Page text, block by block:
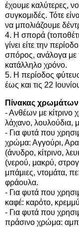
έχουμε καλύτερες,
συγκομιδές. Τότε
να μπολιάζουμε
4. Η σπορά
γίνει είτε την
σπόρος, ανάλογα με
κατάλληλο χρόνο.
5. Η περίοδος
έως και τις 22
Πίνακας χρωμάτων
- Ανθέων με κίτρινο
λάχανο, λουλούδια,
- Για φυτά που
χρώμα: Αγγούρι,
(άνυδρο, κίτρινο,
(νερού, μακρύ,
μπάμιες, ντομάτα,
φράουλα.
- Για φυτά που
καφέ: καρότο,
- Για φυτά που
πράσινο χρώμα: